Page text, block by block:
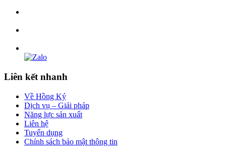
Liên kết nhanh
Về Hồng Ký
Dịch vụ – Giải pháp
Năng lực sản xuất
Liên hệ
Tuyển dụng
Chính sách bảo mật thông tin